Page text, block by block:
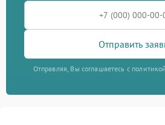
Отправить
Отправляя, Вы соглашаетесь с